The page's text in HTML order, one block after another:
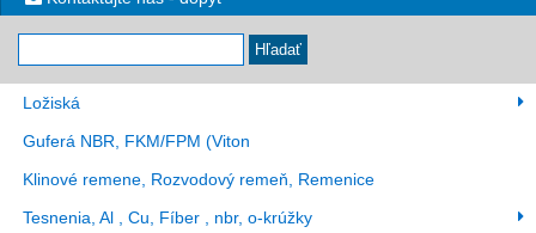
Hľadať
Ložiská
Guferá NBR, FKM/FPM (Viton
Klinové remene, Rozvodový remeň, Remenice
Tesnenia, Al , Cu, Fíber , nbr, o-krúžky